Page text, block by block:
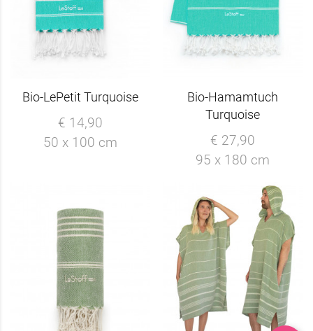
Bio-LePetit Turquoise
€ 14,90
50 x 100 cm
Bio-Hamamtuch
Turquoise
€ 27,90
95 x 180 cm